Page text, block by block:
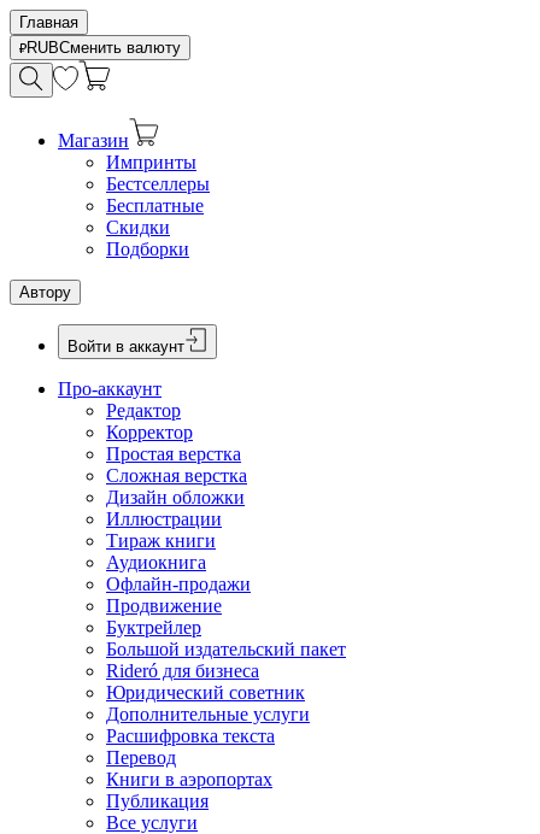
Главная
RUBСменить валюту
Магазин
Импринты
Бестселлеры
Бесплатные
Скидки
Подборки
Автору
Войти в аккаунт
Про-аккаунт
Редактор
Корректор
Простая верстка
Сложная верстка
Дизайн обложки
Иллюстрации
Тираж книги
Аудиокнига
Офлайн-продажи
Продвижение
Буктрейлер
Большой издательский пакет
Rideró для бизнеса
Юридический советник
Дополнительные услуги
Расшифровка текста
Перевод
Книги в аэропортах
Публикация
Все услуги